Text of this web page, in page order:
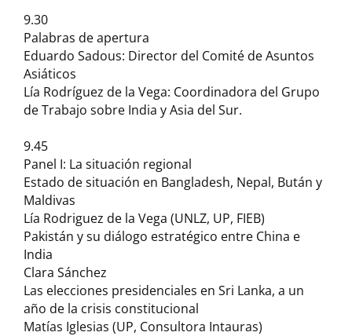
9.30
Palabras de apertura
Eduardo Sadous: Director del Comité de Asuntos
Asiáticos
Lía Rodríguez de la Vega: Coordinadora del Grupo
de Trabajo sobre India y Asia del Sur.
9.45
Panel I: La situación regional
Estado de situación en Bangladesh, Nepal, Bután y
Maldivas
Lía Rodriguez de la Vega (UNLZ, UP, FIEB)
Pakistán y su diálogo estratégico entre China e
India
Clara Sánchez
Las elecciones presidenciales en Sri Lanka, a un
año de la crisis constitucional
Matías Iglesias (UP, Consultora Intauras)